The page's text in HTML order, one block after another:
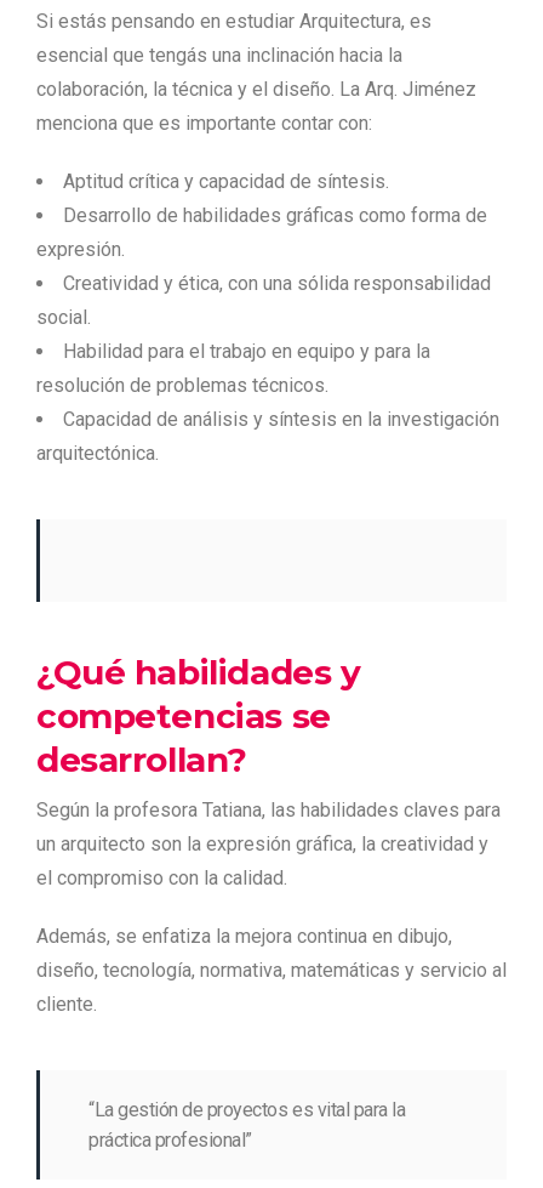
Si estás pensando en estudiar Arquitectura, es
esencial que tengás una inclinación hacia la
colaboración, la técnica y el diseño. La Arq. Jiménez
menciona que es importante contar con:
Aptitud crítica y capacidad de síntesis.
Desarrollo de habilidades gráficas como forma de
expresión.
Creatividad y ética, con una sólida responsabilidad
social.
Habilidad para el trabajo en equipo y para la
resolución de problemas técnicos.
Capacidad de análisis y síntesis en la investigación
arquitectónica.
¿Qué habilidades y
competencias se
desarrollan?
Según la profesora Tatiana, las habilidades claves para
un arquitecto son la expresión gráfica, la creatividad y
el compromiso con la calidad.
Además, se enfatiza la mejora continua en dibujo,
diseño, tecnología, normativa, matemáticas y servicio al
cliente.
“La gestión de proyectos es vital para la
práctica profesional”